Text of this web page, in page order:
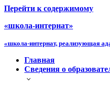
Перейти к содержимому
«школа-интернат»
«школа-интернат, реализующая
Главная
Сведения о